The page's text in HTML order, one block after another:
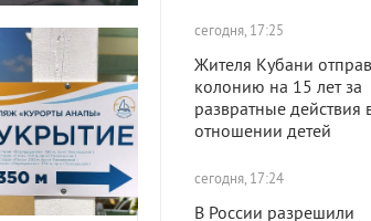
сегодня, 17:25
Жителя Кубани
колонию на 15 лет за
развратные действия
отношении детей
сегодня, 17:24